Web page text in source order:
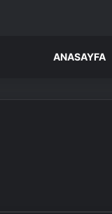
ANASAYFA